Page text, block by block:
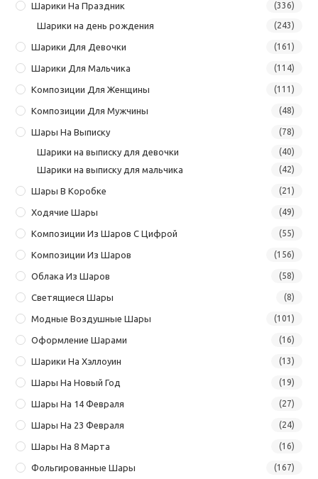
Шарики На Праздник (336)
Шарики на день рождения (243)
Шарики Для Девочки (161)
Шарики Для Мальчика (114)
Композиции Для Женщины (111)
Композиции Для Мужчины (48)
Шары На Выписку (78)
Шарики на выписку для девочки (40)
Шарики на выписку для мальчика (42)
Шары В Коробке (21)
Ходячие Шары (49)
Композиции Из Шаров С Цифрой (55)
Композиции Из Шаров (156)
Облака Из Шаров (58)
Светящиеся Шары (8)
Модные Воздушные Шары (101)
Оформление Шарами (16)
Шарики На Хэллоуин (13)
Шары На Новый Год (19)
Шары На 14 Февраля (27)
Шары На 23 Февраля (24)
Шары На 8 Марта (16)
Фольгированные Шары (167)